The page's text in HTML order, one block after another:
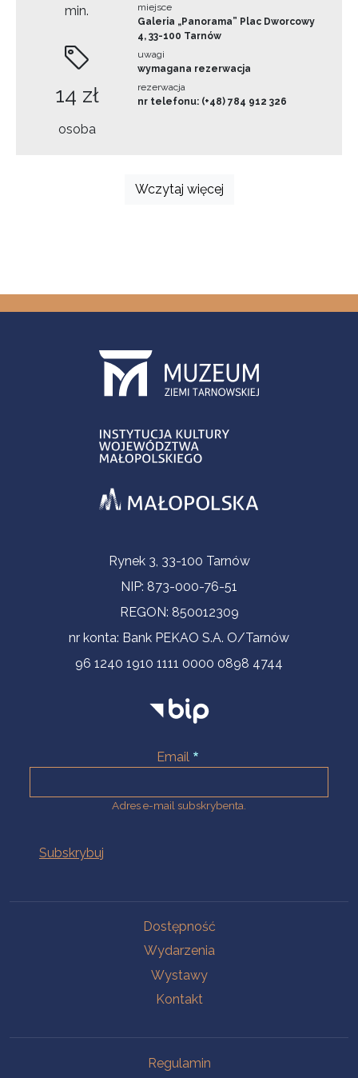
min.
14 zł
osoba
miejsce
Galeria „Panorama” Plac Dworcowy
4, 33-100 Tarnów
uwagi
wymagana rezerwacja
rezerwacja
nr telefonu: (+48) 784 912 326
Wczytaj więcej
Informacje kontaktoweRynek 3, 33-100 Tarnów
NIP: 873-000-76-51
REGON: 850012309
nr konta: Bank PEKAO S.A. O/Tarnów
96 1240 1910 1111 0000 0898 4744
Email
Adres e-mail subskrybenta.
Dostępność
Wydarzenia
Wystawy
Kontakt
Regulamin